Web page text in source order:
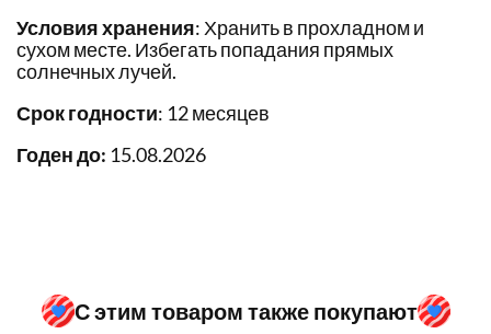
Условия хранения: Хранить в прохладном и
сухом месте. Избегать попадания прямых
солнечных лучей.
Срок годности: 12 месяцев
Годен до: 15.08.2026
С этим товаром также покупают